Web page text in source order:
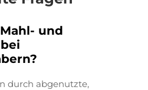
und
durch abgenutzte,